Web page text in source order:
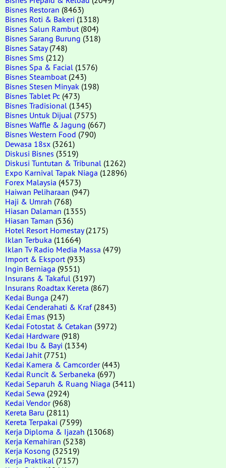
Bisnes Restoran (8463)
Bisnes Roti & Bakeri (1318)
Bisnes Salun Rambut (804)
Bisnes Sarang Burung (318)
Bisnes Satay(748)
Bisnes Sms (212)
Bisnes Spa & Facial (1576)
Bisnes Steamboat (243)
Bisnes Stesen Minyak (198)
Bisnes Tablet Pc (473)
Bisnes Tradisional (1345)
Bisnes Untuk Dijual (7575)
Bisnes Waffle & Jagung (667)
Bisnes Western Food (790)
Dewasa 18sx (3261)
Diskusi Bisnes (3519)
Diskusi Tuntutan & Tribunal (1262)
Expo Karnival Tapak Niaga (12896)
Forex Malaysia (4573)
Haiwan Peliharaan (947)
Haji & Umrah (768)
Hiasan Dalaman (1355)
Hiasan Taman (536)
Hotel Resort Homestay(2175)
Iklan Terbuka (11664)
Iklan Tv Radio Media Massa (479)
Import & Eksport (933)
Ingin Berniaga (9551)
Insurans & Takaful (3197)
Insurans Roadtax Kereta (867)
Kedai Bunga (247)
Kedai Cenderahati & Kraf(2843)
Kedai Emas (913)
Kedai Fotostat & Cetakan (3972)
Kedai Hardware (918)
Kedai Ibu & Bayi (1334)
Kedai Jahit (7751)
Kedai Kamera & Camcorder(443)
Kedai Runcit & Serbaneka (697)
Kedai Separuh & Ruang Niaga (3411)
Kedai Sewa (2924)
Kedai Vendor(968)
Kereta Baru (2811)
Kereta Terpakai (7599)
Kerja Diploma & Ijazah (13068)
Kerja Kemahiran (5238)
Kerja Kosong (32519)
Kerja Praktikal (7157)